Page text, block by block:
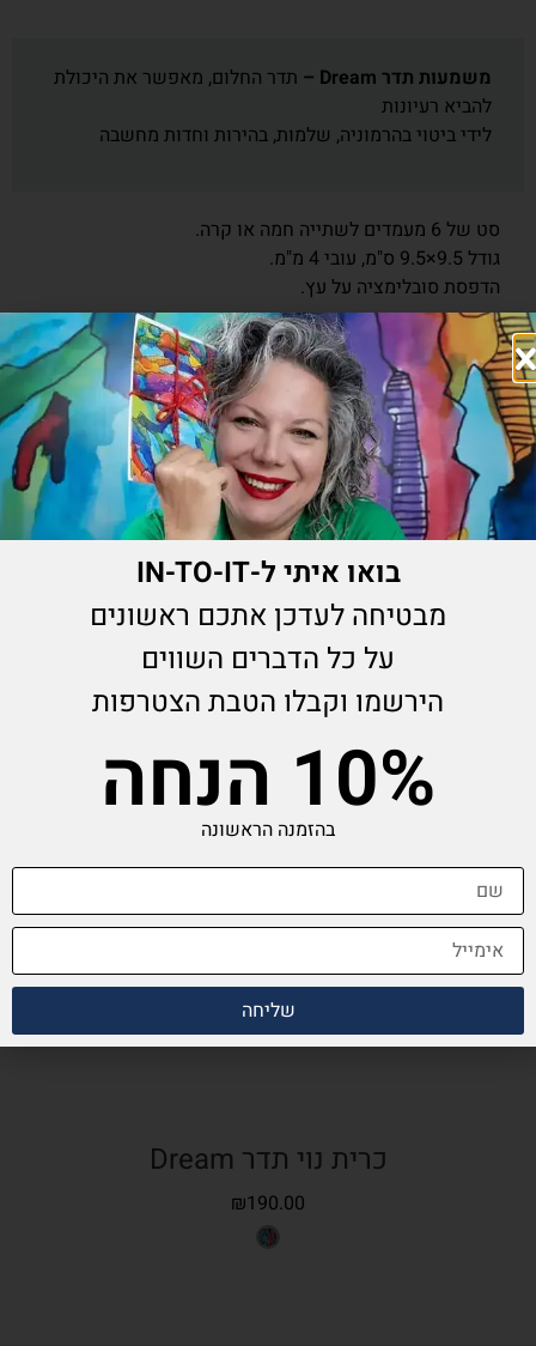
משמעות תדר Dream –
תדר החלום, מאפשר את היכולת
להביא רעיונות
לידי ביטוי בהרמוניה, שלמות, בהירות וחדות מחשבה
סט של 6 מעמדים לשתייה חמה או קרה.
גודל 9.5×9.5 ס"מ, עובי 4 מ"מ.
הדפסת סובלימציה על עץ.
₪140.00
הוספה לסל
מוצרים נוספים שיעניינו אותך
כרית נוי תדר Dream
₪190.00
בואו איתי ל-IN-TO-IT
מבטיחה לעדכן אתכם ראשונים
על כל הדברים השווים
הירשמו וקבלו הטבת הצטרפות
10% הנחהבהזמנה הראשונה
שליחה